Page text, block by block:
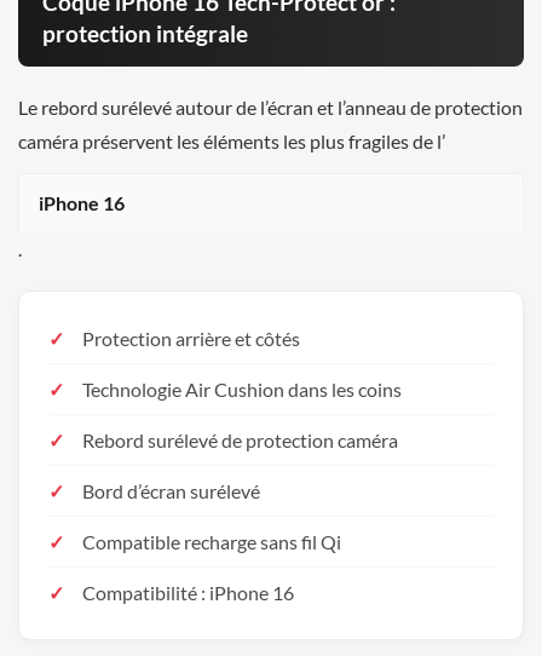
protection intégrale
Le rebord surélevé autour de l’écran et l’anneau de protection
caméra préservent les éléments les plus fragiles de l’
iPhone 16
Protection arrière et côtés
Technologie Air Cushion dans les coins
Rebord surélevé de protection caméra
Bord d’écran surélevé
Compatible recharge sans fil Qi
Compatibilité : iPhone 16